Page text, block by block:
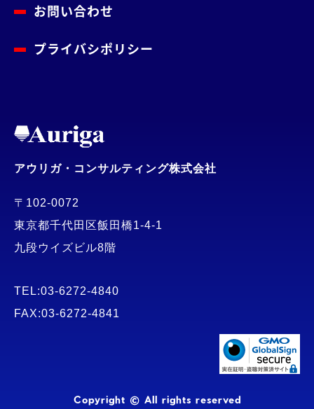
アウリガ・コンサルティング株式会社
〒102-0072
東京都千代田区飯田橋1-4-1
九段ウイズビル8階
TEL:03-6272-4840
FAX:03-6272-4841
お問い合わせ
プライバシポリシー
Copyright © All rights reserved